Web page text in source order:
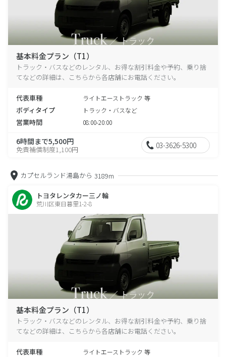
基本料金プラン（T1）
トラック・バスなどのレンタル、お得な割引料金や予約、乗り捨
てなどの詳細は、こちらから各店舗にお電話ください。
代表車種 ライトエーストラック 等
ボディタイプ トラック・バスなど
営業時間 08:00-20:00
6時間まで5,500円
免責補償制度1,100円 03-3626-5300
カプセルランド湯島から 3189m
トヨタレンタカー三ノ輪
荒川区東日暮里1-2-8
基本料金プラン（T1）
トラック・バスなどのレンタル、お得な割引料金や予約、乗り捨
てなどの詳細は、こちらから各店舗にお電話ください。
代表車種 ライトエーストラック 等